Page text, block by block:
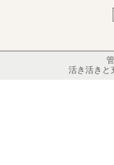
活き活きと